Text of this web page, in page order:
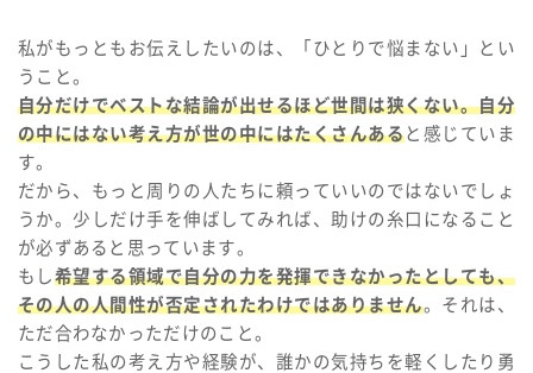
私がもっともお伝えしたいのは、「ひとりで悩まない」とい
うこと。
自分だけでベストな結論が出せるほど世間は狭くない。自分
の中にはない考え方が世の中にはたくさんあると感じていま
す。
だから、もっと周りの人たちに頼っていいのではないでしょ
うか。少しだけ手を伸ばしてみれば、助けの糸口になること
が必ずあると思っています。
もし 希望する領域で自分の力を発揮できなかったとしても、
その人の人間性が否定されたわけではありません。それは、
ただ合わなかっただけのこと。
こうした私の考え方や経験が、誰かの気持ちを軽くしたり勇